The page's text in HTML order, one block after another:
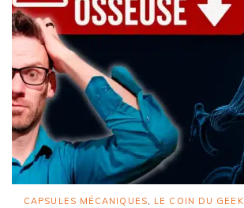
CAPSULES MÉCANIQUES, LE COIN DU GEEK